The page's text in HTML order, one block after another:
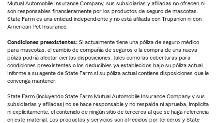
Mutual Automobile Insurance Company, sus subsidiarias y afiliadas no ofrecen ni
son responsables financieramente por los productos de seguro de mascotas.
State Farm es una entidad independiente y no está afiliada con Trupanion ni con
American Pet Insurance.
Condiciones preexistentes: Si actualmente tiene una póliza de seguro médico
para mascotas, el cambio de compañía de seguros o la compra de una nueva
póliza podría afectar ciertas disposiciones, tales como las coberturas para
condiciones preexistentes o los deducibles ya establecidos bajo su póliza actual.
Informe a su agente de State Farm si su póliza actual contiene disposiciones que le
convenga mantener.
State Farm (incluyendo State Farm Mutual Automobile Insurance Company y sus
subsidiarias y afiliadas) no se hace responsable y no respalda ni aprueba, implícita
ni explícitamente, el contenido de ningún sitio de terceros al que se haga referencia
en este material. Los productos y servicios son ofrecidos por terceros y State